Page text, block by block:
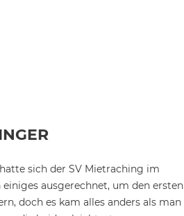
sich der SV Mietraching im
ausgerechnet, um den ersten
doch es kam alles anders als man